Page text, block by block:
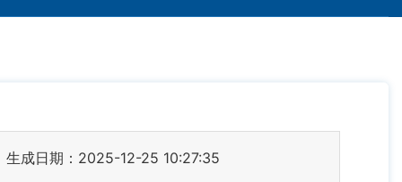
生成日期：2025-12-25 10:27:35